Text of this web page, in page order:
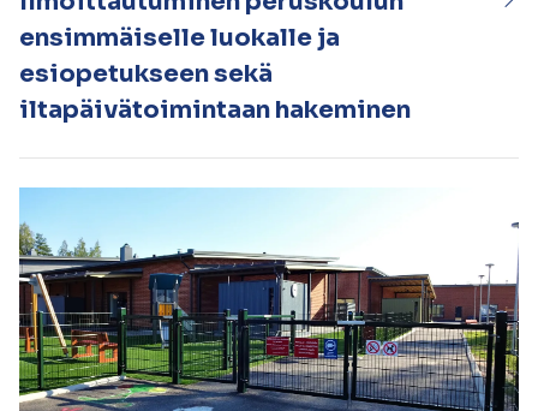
ensimmäiselle luokalle ja
esiopetukseen sekä
iltapäivätoimintaan hakeminen